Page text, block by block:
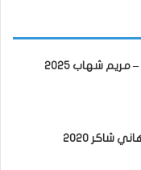
شهاب 2025
شاكر 2020